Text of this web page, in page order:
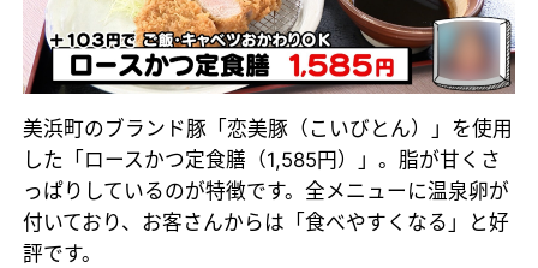
美浜町のブランド豚「恋美豚（こいびとん）」を使用
した「ロースかつ定食膳（1,585円）」。脂が甘くさ
っぱりしているのが特徴です。全メニューに温泉卵が
付いており、お客さんからは「食べやすくなる」と好
評です。